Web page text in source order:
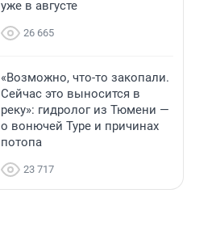
уже в августе
26 665
«Возможно, что-то закопали.
Сейчас это выносится в
реку»: гидролог из Тюмени —
о вонючей Туре и причинах
потопа
23 717